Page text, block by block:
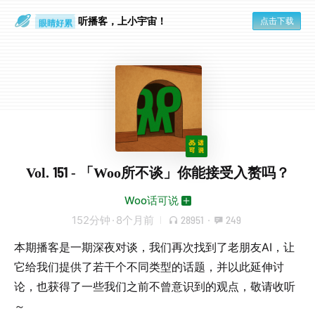
眼睛好累 听播客，上小宇宙！ 点击下载
Vol. 151 - 「Woo所不谈」你能接受入赘吗？
Woo话可说
152分钟 · 8个月前 28951 · 249
本期播客是一期深夜对谈，我们再次找到了老朋友AI，让
它给我们提供了若干个不同类型的话题，并以此延伸讨
论，也获得了一些我们之前不曾意识到的观点，敬请收听
～